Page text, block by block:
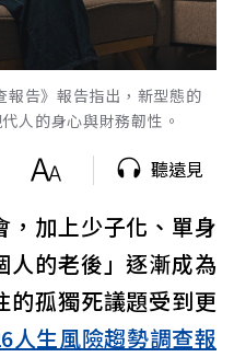
告》報告指出，新型態的
人的身心與財務韌性。
聽遠見
，加上少子化、單身
人的老後」逐漸成為
的孤獨死議題受到更
人生風險趨勢調查報